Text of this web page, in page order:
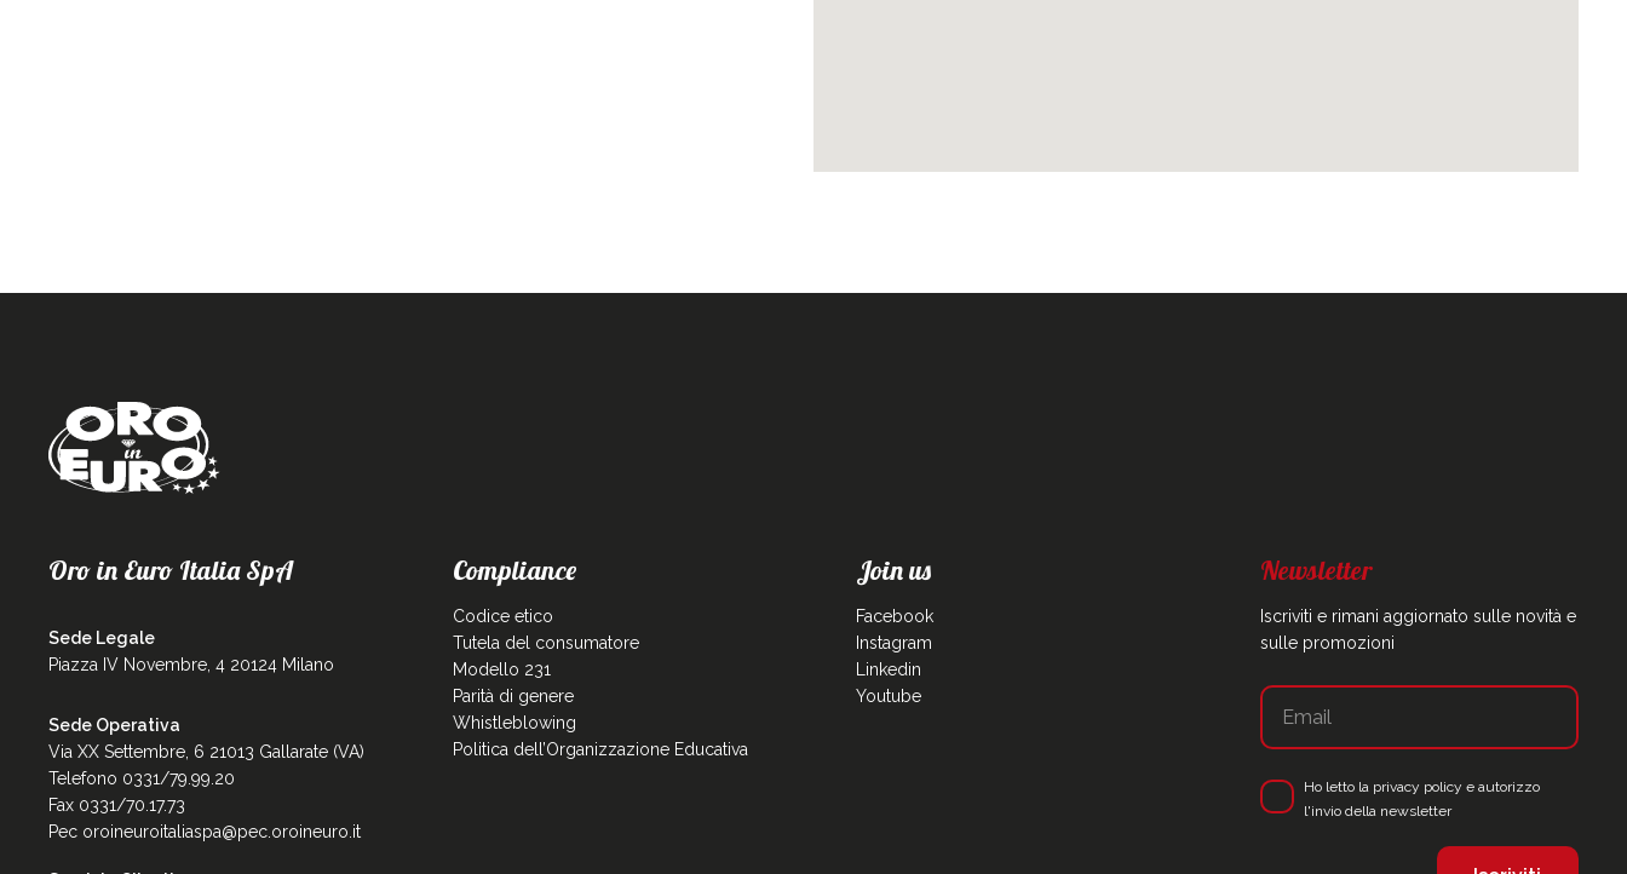
Oro in Euro Italia SpA
Sede Legale
Piazza IV Novembre, 4 20124 Milano
Sede Operativa
Via XX Settembre, 6 21013 Gallarate (VA)
Telefono 0331/79.99.20
Fax 0331/70.17.73
Pec oroineuroitaliaspa@pec.oroineuro.it
Compliance
Codice etico
Tutela del consumatore
Modello 231
Parità di genere
Whistleblowing
Politica dell’Organizzazione Educativa
Join us
Facebook
Instagram
Linkedin
Youtube
Newsletter
Iscriviti e rimani aggiornato sulle novità e
sulle promozioni
Ho letto la privacy policy e autorizzo
l'invio della newsletter